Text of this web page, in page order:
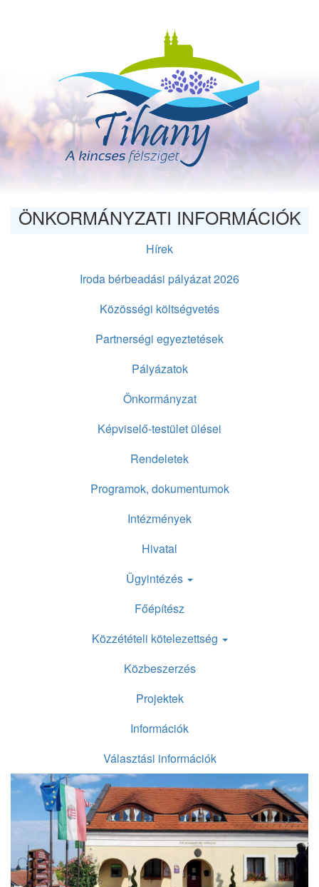
ÖNKORMÁNYZATI INFORMÁCIÓK
Hírek
Iroda bérbeadási pályázat 2026
Közösségi költségvetés
Partnerségi egyeztetések
Pályázatok
Önkormányzat
Képviselő-testület ülései
Rendeletek
Programok, dokumentumok
Intézmények
Hivatal
Ügyintézés
Főépítész
Közzétételi kötelezettség
Közbeszerzés
Projektek
Információk
Választási információk